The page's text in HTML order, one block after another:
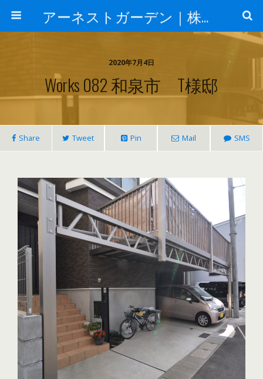
アーネストガーデン｜株式会社三栄建設
2020年7月4日
Works 082 和泉市 T様邸
Share Tweet Pin Mail SMS